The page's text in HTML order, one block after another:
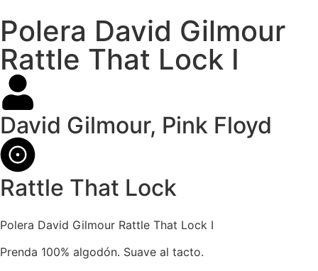
Polera David Gilmour
Rattle That Lock I
David Gilmour, Pink Floyd
Rattle That Lock
Polera David Gilmour Rattle That Lock I
Prenda 100% algodón. Suave al tacto.